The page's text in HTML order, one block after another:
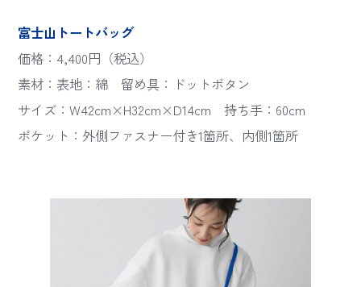
富士山トートバッグ
価格：4,400円（税込）
素材：表地：綿 留め具：ドットボタン
サイズ：W42cm×H32cm×D14cm 持ち手：60cm
ポケット：外側ファスナー付き1箇所、内側1箇所